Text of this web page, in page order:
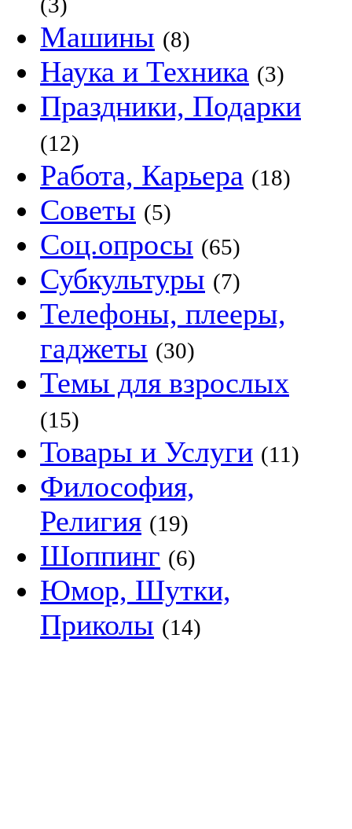
Машины (8)
Наука и Техника (3)
Праздники, Подарки
(12)
Работа, Карьера (18)
Советы (5)
Соц.опросы (65)
Субкультуры (7)
Телефоны, плееры,
гаджеты (30)
Темы для взрослых
(15)
Товары и Услуги (11)
Философия,
Религия (19)
Шоппинг (6)
Юмор, Шутки,
Приколы (14)